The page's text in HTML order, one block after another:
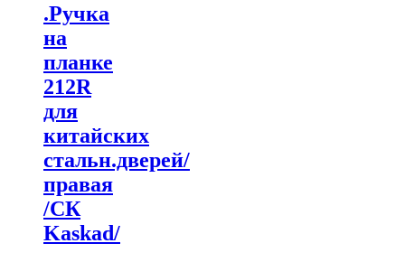
.Ручка
на
планке
212R
для
китайских
стальн.дверей/
правая
/CК
Kaskad/